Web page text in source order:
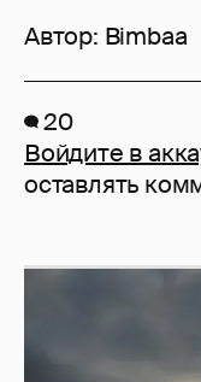
Автор: Bimbaa
20
Войдите в
оставлять